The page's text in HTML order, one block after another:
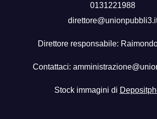
0131221988
Direttore responsabile:
Contattaci:
Stock immagini di